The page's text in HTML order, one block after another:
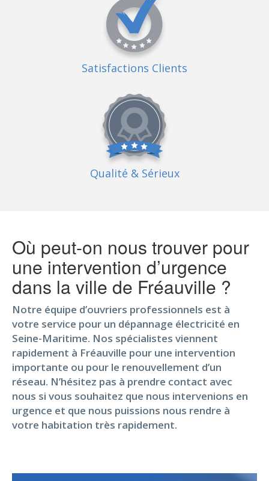
Satisfactions Clients
Qualité & Sérieux
Où peut-on nous trouver pour
une intervention d’urgence
dans la ville de Fréauville ?
Notre équipe d’ouvriers professionnels est à
votre service pour un dépannage électricité en
Seine-Maritime. Nos spécialistes viennent
rapidement à Fréauville pour une intervention
importante ou pour le renouvellement d’un
réseau. N’hésitez pas à prendre contact avec
nous si vous souhaitez que nous intervenions en
urgence et que nous puissions nous rendre à
votre habitation très rapidement.